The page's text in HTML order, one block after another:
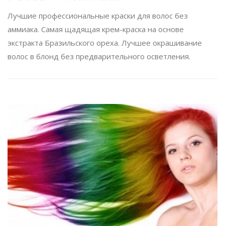
Лучшие профессиональные краски для волос без
аммиака. Самая щадящая крем-краска на основе
экстракта Бразильского ореха. Лучшее окрашивание
волос в блонд без предварительного осветления.